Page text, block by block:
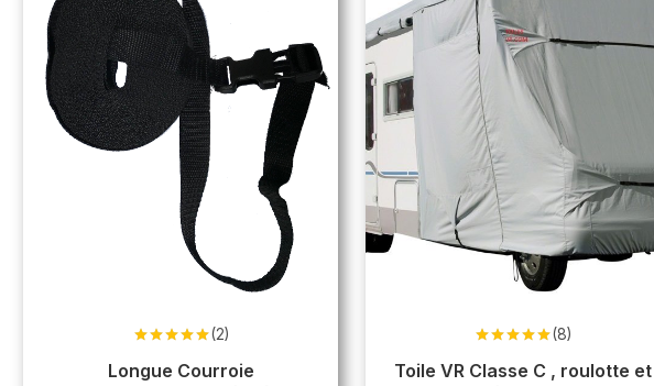
sur 5
(2)
Longue Courroie
sur 5
(8)
Toile VR Classe C , roulotte et